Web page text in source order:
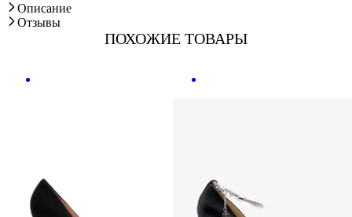
Описание
Отзывы
ПОХОЖИЕ ТОВАРЫ